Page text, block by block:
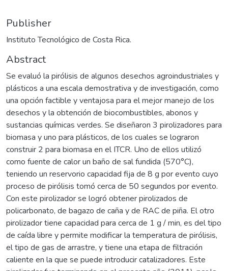
Publisher
Instituto Tecnológico de Costa Rica.
Abstract
Se evaluó la pirólisis de algunos desechos agroindustriales y
plásticos a una escala demostrativa y de investigación, como
una opción factible y ventajosa para el mejor manejo de los
desechos y la obtención de biocombustibles, abonos y
sustancias químicas verdes. Se diseñaron 3 pirolizadores para
biomasa y uno para plásticos, de los cuales se lograron
construir 2 para biomasa en el ITCR. Uno de ellos utilizó
como fuente de calor un baño de sal fundida (570°C),
teniendo un reservorio capacidad fija de 8 g por evento cuyo
proceso de pirólisis tomó cerca de 50 segundos por evento.
Con este pirolizador se logró obtener pirolizados de
policarbonato, de bagazo de caña y de RAC de piña. El otro
pirolizador tiene capacidad para cerca de 1 g / min, es del tipo
de caída libre y permite modificar la temperatura de pirólisis,
el tipo de gas de arrastre, y tiene una etapa de filtración
caliente en la que se puede introducir catalizadores. Este